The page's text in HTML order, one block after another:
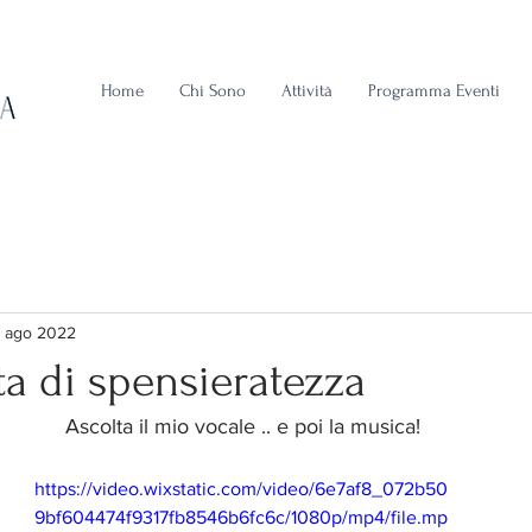
Home Chi Sono Attività Programma Eventi
di spensieratezza
ago 2022
Ascolta il mio vocale .. e poi la musica!
https://video.wixstatic.com/video/6e7af8_072b50
9bf604474f9317fb8546b6fc6c/1080p/mp4/file.mp